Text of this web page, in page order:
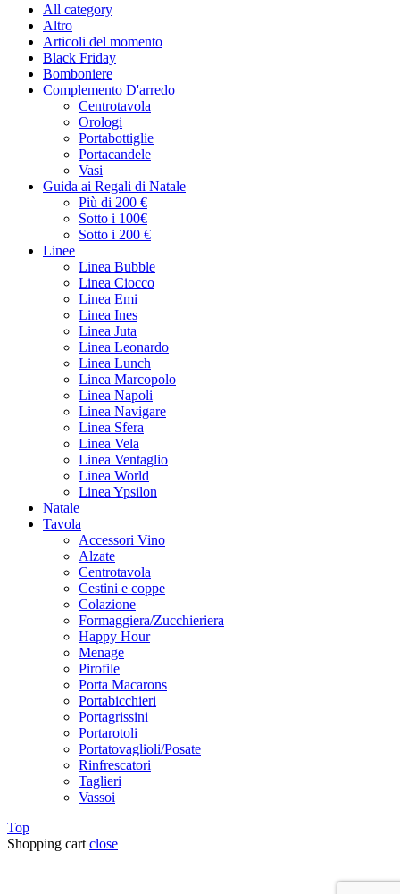
All category
Altro
Articoli del momento
Black Friday
Bomboniere
Complemento D'arredo
Centrotavola
Orologi
Portabottiglie
Portacandele
Vasi
Guida ai Regali di Natale
Più di 200 €
Sotto i 100€
Sotto i 200 €
Linee
Linea Bubble
Linea Ciocco
Linea Emi
Linea Ines
Linea Juta
Linea Leonardo
Linea Lunch
Linea Marcopolo
Linea Napoli
Linea Navigare
Linea Sfera
Linea Vela
Linea Ventaglio
Linea World
Linea Ypsilon
Natale
Tavola
Accessori Vino
Alzate
Centrotavola
Cestini e coppe
Colazione
Formaggiera/Zucchieriera
Happy Hour
Menage
Pirofile
Porta Macarons
Portabicchieri
Portagrissini
Portarotoli
Portatovaglioli/Posate
Rinfrescatori
Taglieri
Vassoi
Top
Shopping cart close